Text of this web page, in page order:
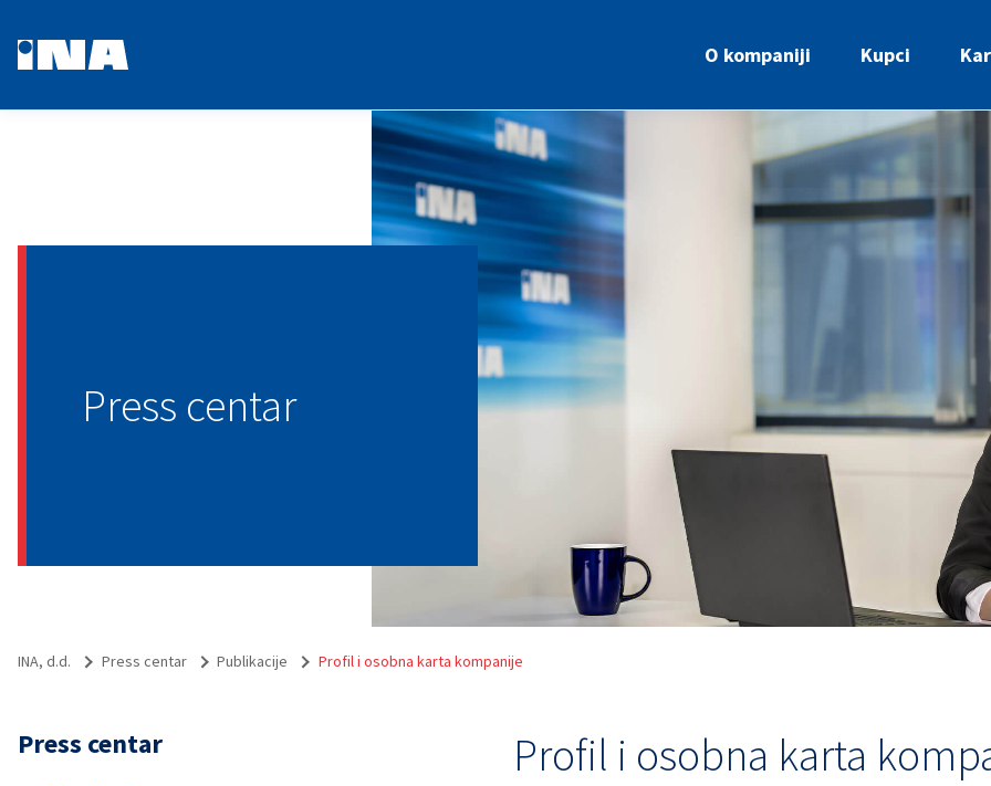
O kompaniji Kupci
Press centar
INA, d.d. Press centar Publikacije Profil i osobna karta kompanije
Press centar Profil i osobna karta